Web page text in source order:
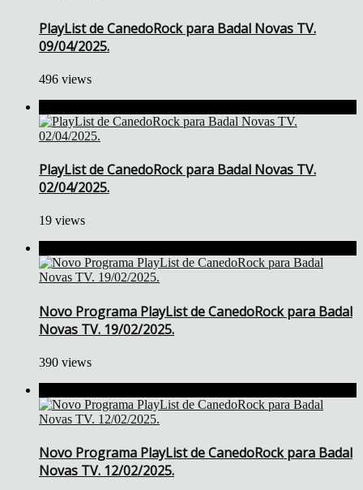
PlayList de CanedoRock para Badal Novas TV.
09/04/2025.
496 views
PlayList de CanedoRock para Badal Novas TV.
02/04/2025.
19 views
Novo Programa PlayList de CanedoRock para Badal
Novas TV. 19/02/2025.
390 views
Novo Programa PlayList de CanedoRock para Badal
Novas TV. 12/02/2025.